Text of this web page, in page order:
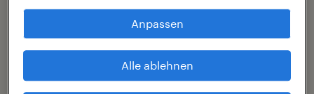
Anpassen
Alle ablehnen